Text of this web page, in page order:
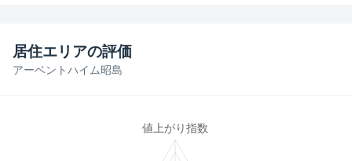
アーベントハイム昭島
居住エリアの評価